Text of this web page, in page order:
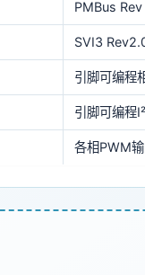
PMBus
SVI3
引脚可编程
引脚可编程
各相PWM